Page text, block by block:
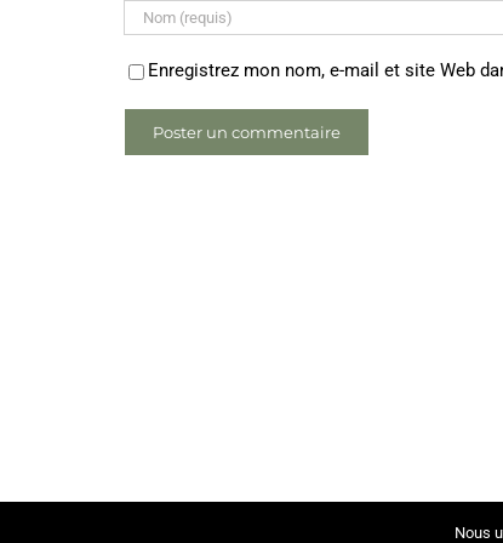
Enregistrez mon nom, e-mail et site Web
Nous